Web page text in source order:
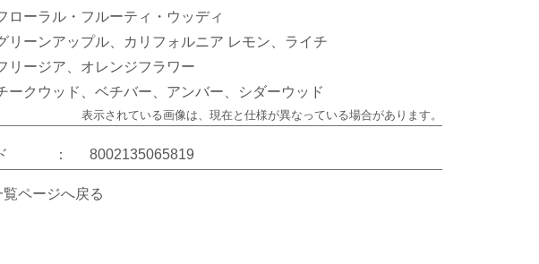
ローラル・フルーティ・ウッディ
リーンアップル、カリフォルニア レモン、ライチ
リージア、オレンジフラワー
ークウッド、ベチバー、アンバー、シダーウッド
表示されている画像は、 現在と仕様が異なっている場合があります。
： 8002135065819
ページへ戻る